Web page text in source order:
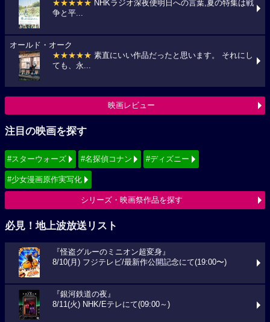
★★★★★ NHKラジオ深夜便明日への言葉,夏の特集は戦
争と平...
オールド・オーク
★★★★★ 素直にいい作品だったと思います。 それにし
ても、永...
映画レビュー
注目の映画を探す
#スターウォーズ #名探偵コナン #ディズニー
#少女漫画原作実写化
シリーズ・映画祭作品を探す
必見！地上波放送リスト
『怪盗グルーのミニオン超変身』
8/10(月) フジテレビ/最新作公開記念にて(19:00〜)
『銀河鉄道の夜』
8/11(火) NHK/Eテレにて(09:00～)